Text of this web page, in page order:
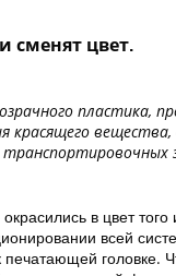
сменят цвет.
пластика,
красящего вещества,
в цвет того
всей
головке.